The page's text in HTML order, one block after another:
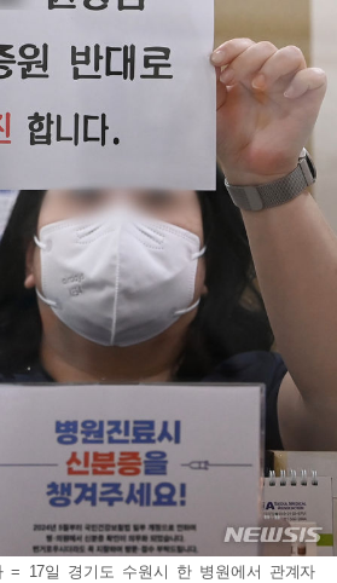
= 17일 경기도 수원시 한 병원에서 관계자